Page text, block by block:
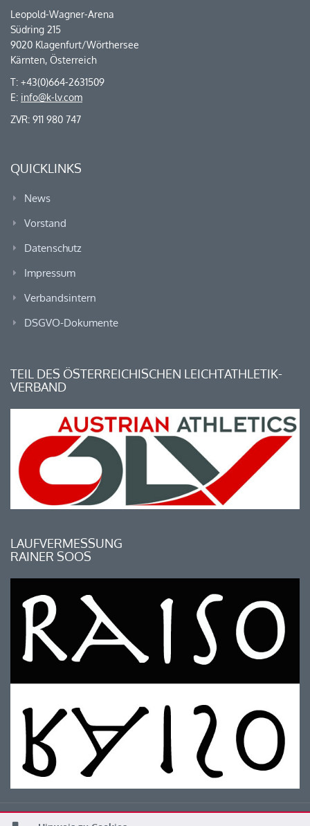
Leopold-Wagner-Arena
Südring 215
9020 Klagenfurt/Wörthersee
Kärnten, Österreich
T: +43(0)664-2631509
E: info@k-lv.com
ZVR: 911 980 747
QUICKLINKS
News
Vorstand
Datenschutz
Impressum
Verbandsintern
DSGVO-Dokumente
TEIL DES ÖSTERREICHISCHEN LEICHTATHLETIK-
VERBAND
LAUFVERMESSUNG
RAINER SOOS